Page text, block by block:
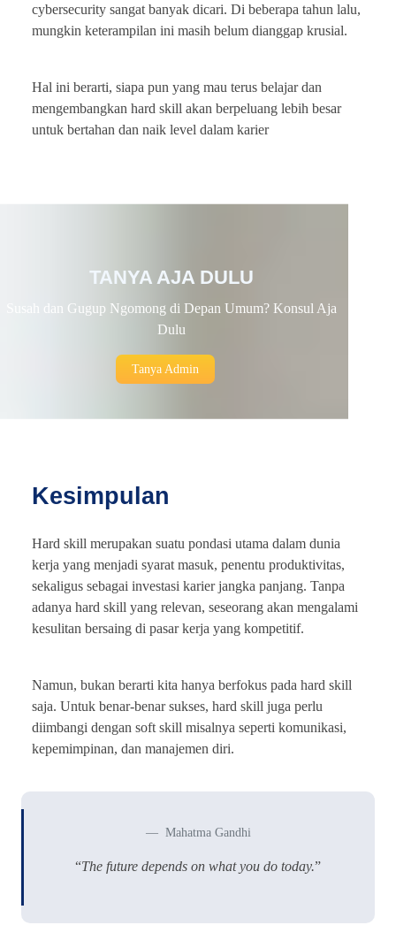
cybersecurity sangat banyak dicari. Di beberapa tahun lalu,
mungkin keterampilan ini masih belum dianggap krusial.
Hal ini berarti, siapa pun yang mau terus belajar dan
mengembangkan hard skill akan berpeluang lebih besar
untuk bertahan dan naik level dalam karier
TANYA AJA DULU
Susah dan Gugup Ngomong di Depan Umum? Konsul Aja
Dulu
Tanya Admin
Kesimpulan
Hard skill merupakan suatu pondasi utama dalam dunia
kerja yang menjadi syarat masuk, penentu produktivitas,
sekaligus sebagai investasi karier jangka panjang. Tanpa
adanya hard skill yang relevan, seseorang akan mengalami
kesulitan bersaing di pasar kerja yang kompetitif.
Namun, bukan berarti kita hanya berfokus pada hard skill
saja. Untuk benar-benar sukses, hard skill juga perlu
diimbangi dengan soft skill misalnya seperti komunikasi,
kepemimpinan, dan manajemen diri.
Mahatma Gandhi
“The future depends on what you do today.”